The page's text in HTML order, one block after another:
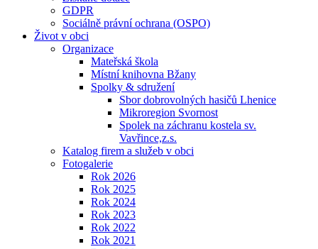
GDPR
Sociálně právní ochrana (OSPO)
Život v obci
Organizace
Mateřská škola
Místní knihovna Bžany
Spolky & sdružení
Sbor dobrovolných hasičů Lhenice
Mikroregion Svornost
Spolek na záchranu kostela sv.
Vavřince,z.s.
Katalog firem a služeb v obci
Fotogalerie
Rok 2026
Rok 2025
Rok 2024
Rok 2023
Rok 2022
Rok 2021